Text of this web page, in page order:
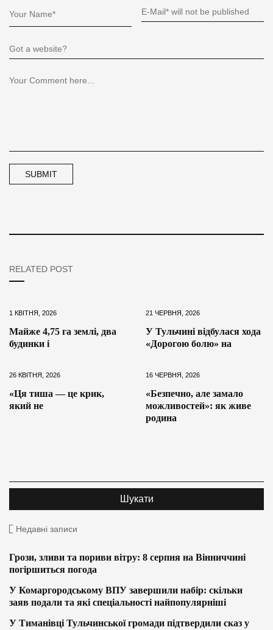
RELATED POST
1 КВІТНЯ, 2026
Майже 4,75 га землі, два
будинки і
21 ЧЕРВНЯ, 2026
У Тульчині відбулася хода
«Дорогою болю» на
26 КВІТНЯ, 2026
«Ця тиша — це крик,
який не
16 ЧЕРВНЯ, 2026
«Безпечно, але замало
можливостей»: як живе
родина
Недавні записи
Грози, зливи та пориви вітру: 8 серпня на Вінниччині
погіршиться погода
У Комаргородському ВПУ завершили набір: скільки
заяв подали та які спеціальності найпопулярніші
У Тиманівці Тульчинської громади підтвердили сказ у